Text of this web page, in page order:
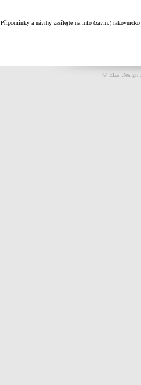
Připomínky a návrhy zasílejte na info (zavin.) rakovnicko
© Elza Design